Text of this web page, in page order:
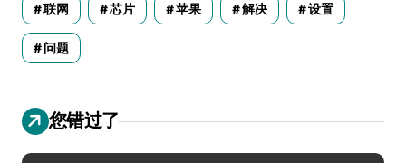
联网 芯片 苹果 解决 设置
问题
您错过了